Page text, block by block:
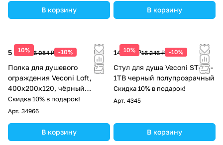
В корзину В корзину
10%
5 449 ₽ 6 054 ₽ -10%
Полка для душевого
ограждения Veconi Loft,
400x200x120, чёрный
матовый
Скидка 10% в подарок!
Арт. 34966
В корзину
10%
14 621 ₽16 246 ₽ -10%
Стул для душа Veconi ST-AC-
1TB черный полупрозрачный
Скидка 10% в подарок!
Арт. 4345
В корзину